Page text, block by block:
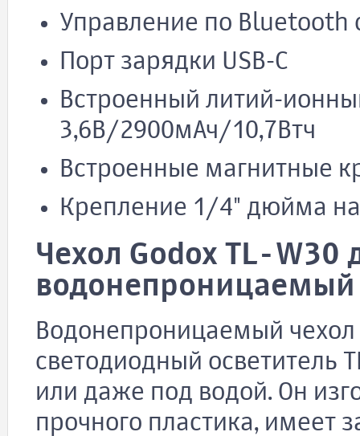
Управление по
Порт зарядки USB-C
Встроенный литий-
3,6В/2900мАч/10,7Втч
Встроенные магнитные
Крепление 1/4" дюйма
Чехол Godox TL-W30
водонепроницаемый
Водонепроницаемый чехол
светодиодный осветитель
или даже под водой. Он
прочного пластика,